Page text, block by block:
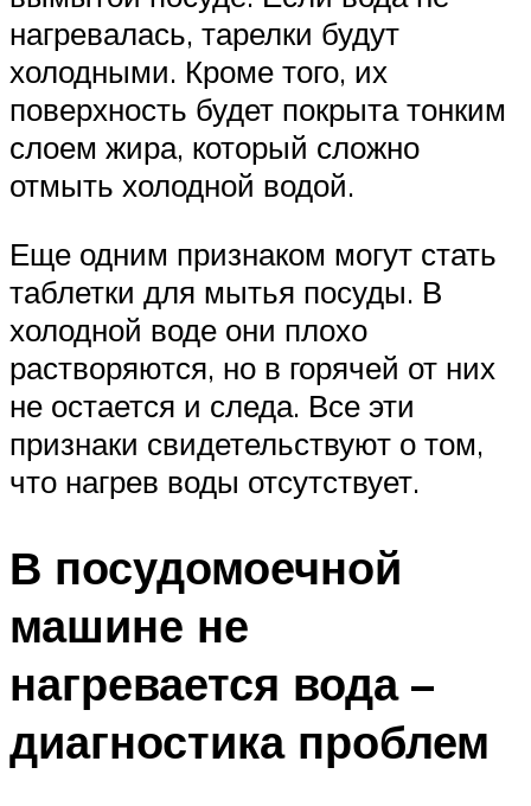
нагревалась, тарелки будут
холодными. Кроме того, их
поверхность будет покрыта тонким
слоем жира, который сложно
отмыть холодной водой.
Еще одним признаком могут стать
таблетки для мытья посуды. В
холодной воде они плохо
растворяются, но в горячей от них
не остается и следа. Все эти
признаки свидетельствуют о том,
что нагрев воды отсутствует.
В посудомоечной
машине не
нагревается вода –
диагностика проблем